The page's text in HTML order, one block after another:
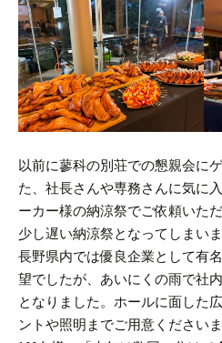
以前に蓼科の別荘での懇親会に
た、社長さんや専務さんに気に
ーカー様の納涼祭でご依頼いただ
少し遅い納涼祭となってしまい
長野県内では優良企業として有
望でしたが、あいにくの雨で社
となりました。 ホールに面した
ントや照明までご用意くださいま